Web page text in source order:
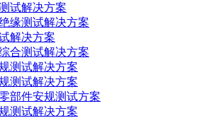
试解决方案
缘测试解决方案
解决方案
合测试解决方案
测试解决方案
测试解决方案
部件安规测试方案
测试解决方案